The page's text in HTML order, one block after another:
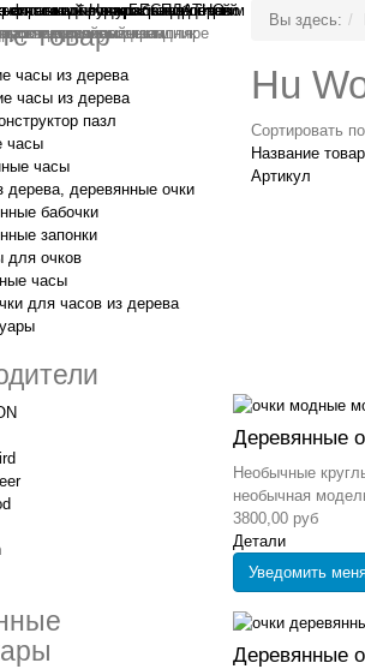
на часахобычнаяБЕСПЛАТНО
индивидуальным
флешкии ручкис гравировкой
эксклюзивным
часыНатуральное дерево
в единичном экземпляре
отличный подарок влюблённым
или семейный праздник
оправыдля очковбез диоптрий
всегда и везде
товар
часы из дерева
часы из дерева
пазл
часы
часы
дерева, деревянные очки
бабочки
запонки
для очков
часы
для часов из дерева
Вы здесь:
Hu
Сортировать по
Название
Артикул
Деревянные
Необычные
необычная
3800,00 руб
Детали
Уведомить
Деревянные